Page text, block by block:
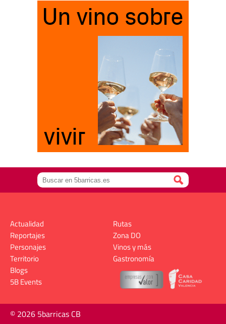
Actualidad
Reportajes
Personajes
Territorio
Rutas
Zona DO
Vinos y más
Gastronomía
Blogs
5B Events
© 2026 5barricas CB